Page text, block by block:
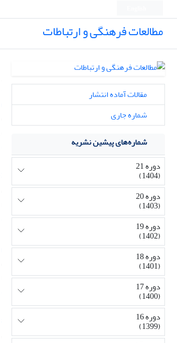
مطالعات فرهنگی و ارتباطات
مقالات آماده انتشار
شماره جاری
شماره‌های پیشین نشریه
دوره 21
(1404)
دوره 20
(1403)
دوره 19
(1402)
دوره 18
(1401)
دوره 17
(1400)
دوره 16
(1399)